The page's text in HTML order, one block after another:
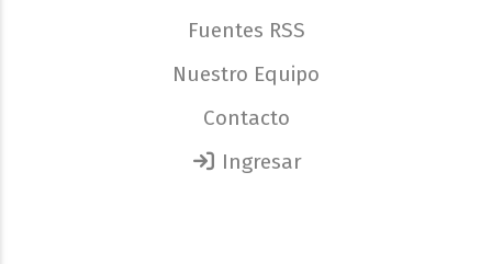
Fuentes RSS
Nuestro Equipo
Contacto
Ingresar